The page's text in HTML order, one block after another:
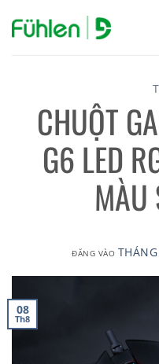
CHUỘT
G6 LED
MÀU
ĐĂNG VÀO
08
Th8